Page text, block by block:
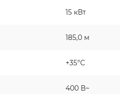
15 кВт
185,0 м
+35°C
400 В~